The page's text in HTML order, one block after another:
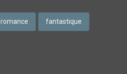
romance fantastique